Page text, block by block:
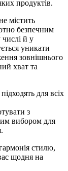
продуктів.
містить
безпечним
числі й у
уникати
зовнішнього
хват та
для всіх
з
вибором для
стилю,
щодня на